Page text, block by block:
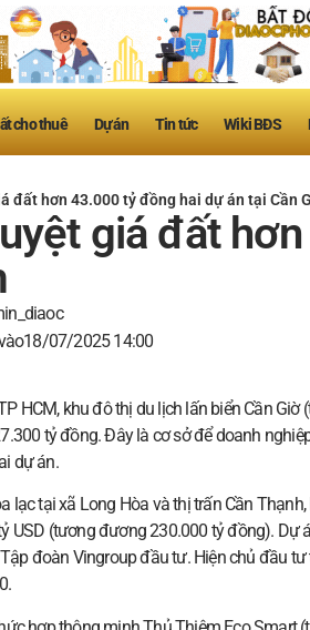
cho thuê Dự án Tin tức Wiki BĐS
đất hơn 43.000 tỷ đồng hai dự án tại Cần
giá đất
18/07/2025 14:00
HCM, khu đô thị du lịch lấn biển Cần
tỷ đồng. Đây là cơ sở để doanh
dự án.
lạc tại xã Long Hòa và thị trấn Cần
USD (tương đương 230.000 tỷ đồng). Dự
đoàn Vingroup đầu tư. Hiện chủ đầu